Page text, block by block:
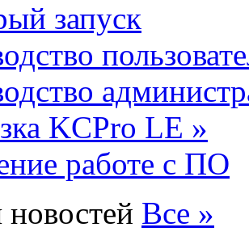
запуск
KCPro LE »
работе с ПО
новостей Все »